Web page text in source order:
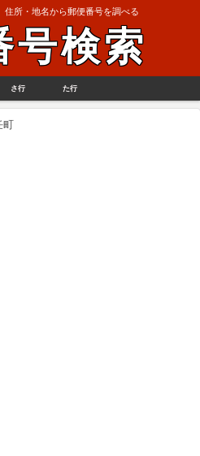
住所・地名から郵便番号を調べる
号検索
さ行 た行
町